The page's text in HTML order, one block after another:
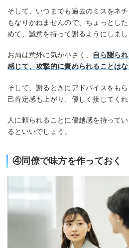
そして、いつまでも過去のミスをネ
もなりかねませんので、ちょっとし
めて、誠意を持って謝るようにしまし
お局は意外に気が小さく、
自ら謝ら
感じて、攻撃的に責められることは
そして、謝るときにアドバイスをも
己肯定感も上がり、優しく接してくれ
人に頼られることに優越感を持って
るといいでしょう。
④同僚で味方を作っておく